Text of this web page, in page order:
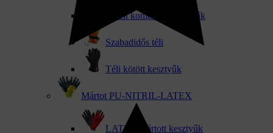
Bélelt kombinált kesztyűk
Szabadidős téli
Téli kötött kesztyűk
Mártot PU-NITRIL-LATEX
LATEX mártott kesztyűk